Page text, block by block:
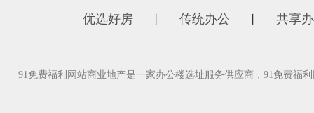
优选好房 传统办公 共享
91免费福利网站商业地产是一家办公楼选址服务供应商，91免费福